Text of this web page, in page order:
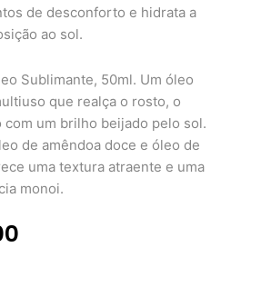
de desconforto e hidrata a
ao sol.
Sublimante, 50ml. Um óleo
que realça o rosto, o
com um brilho beijado pelo sol.
de amêndoa doce e óleo de
uma textura atraente e uma
monoi.